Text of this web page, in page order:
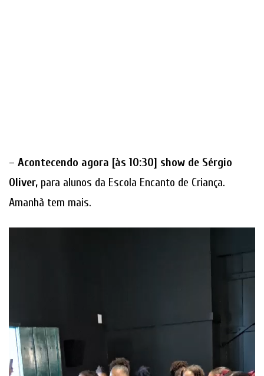
– Acontecendo agora [às 10:30] show de Sérgio
Oliver, para alunos da Escola Encanto de Criança.
Amanhã tem mais.